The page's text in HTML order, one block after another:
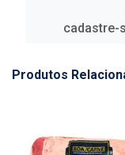
cadastre-
Produtos